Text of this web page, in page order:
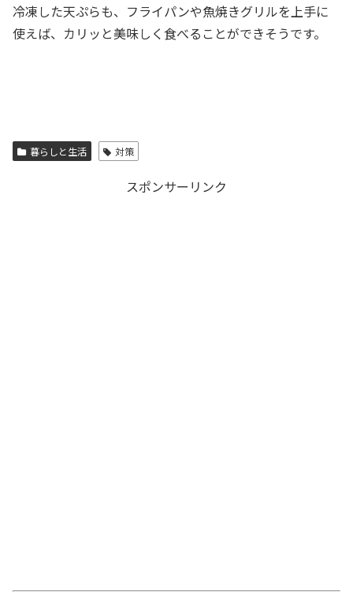
冷凍した天ぷらも、フライパンや魚焼きグリルを上手に
使えば、カリッと美味しく食べることができそうです。
暮らしと生活 対策
スポンサーリンク